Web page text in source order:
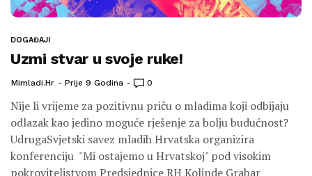
DOGAĐAJI
Uzmi stvar u svoje ruke!
Mimladi.hr Prije 9 Godina 0
Nije li vrijeme za pozitivnu priču o mladima koji odbijaju
odlazak kao jedino moguće rješenje za bolju budućnost?
UdrugaSvjetski savez mladih Hrvatska organizira
konferenciju "Mi ostajemo u Hrvatskoj" pod visokim
pokroviteljstvom Predsjednice RH Kolinde Grabar